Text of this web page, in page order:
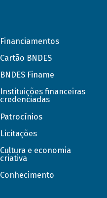
Financiamentos
Cartão BNDES
BNDES Finame
Instituições financeiras
credenciadas
Patrocínios
Licitações
Cultura e economia
criativa
Conhecimento